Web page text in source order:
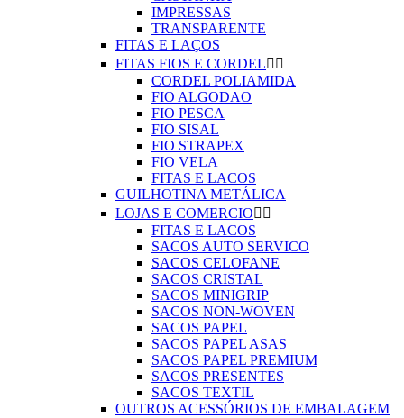
IMPRESSAS
TRANSPARENTE
FITAS E LAÇOS
FITAS FIOS E CORDEL 
CORDEL POLIAMIDA
FIO ALGODAO
FIO PESCA
FIO SISAL
FIO STRAPEX
FIO VELA
FITAS E LACOS
GUILHOTINA METÁLICA
LOJAS E COMERCIO 
FITAS E LACOS
SACOS AUTO SERVICO
SACOS CELOFANE
SACOS CRISTAL
SACOS MINIGRIP
SACOS NON-WOVEN
SACOS PAPEL
SACOS PAPEL ASAS
SACOS PAPEL PREMIUM
SACOS PRESENTES
SACOS TEXTIL
OUTROS ACESSÓRIOS DE EMBALAGEM